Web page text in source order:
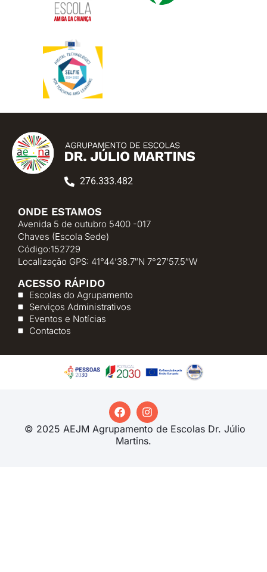
276.333.482
ONDE ESTAMOS
Avenida 5 de outubro 5400 -017
Chaves (Escola Sede)
Código:152729
Localização GPS: 41°44’38.7″N 7°27’57.5″W
ACESSO RÁPIDO
Escolas do Agrupamento
Serviços Administrativos
Eventos e Notícias
Contactos
© 2025 AEJM Agrupamento de Escolas Dr. Júlio
Martins.